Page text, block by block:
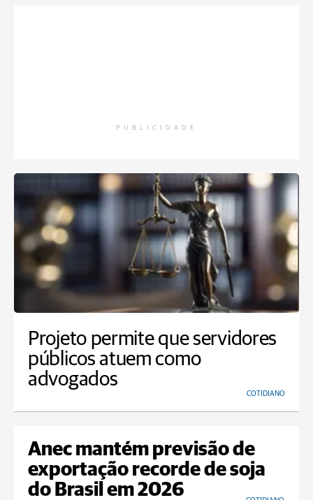
PUBLICIDADE
Projeto permite que servidores
públicos atuem como
advogados
COTIDIANO
Anec mantém previsão de
exportação recorde de soja
do Brasil em 2026